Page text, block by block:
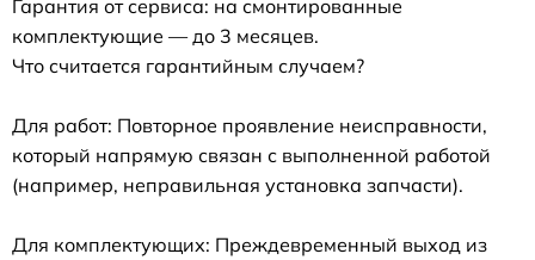
Гарантия от сервиса: на смонтированные
комплектующие — до 3 месяцев.
Что считается гарантийным случаем?
Для работ: Повторное проявление неисправности,
который напрямую связан с выполненной работой
(например, неправильная установка запчасти).
Для комплектующих: Преждевременный выход из